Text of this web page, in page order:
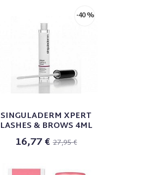
-40 %
SINGULADERM XPERT
LASHES & BROWS 4ML
16,77 €27,95 €